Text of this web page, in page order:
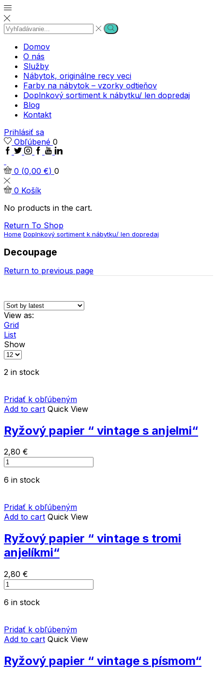
Search
Search
Domov
O nás
Služby
Nábytok, originálne recy veci
Farby na nábytok – vzorky odtieňov
Doplnkový sortiment k nábytku/ len dopredaj
Blog
Kontakt
Prihlásiť sa
Obľúbené 0
Facebook
Twitter
Instagram
Google
Youtube
Linkedin
0 (0,00 €) 0
0 Košík
No products in the cart.
Return To Shop
Home Doplnkový sortiment k nábytku/ len dopredaj
Decoupage
Return to previous page
View as:
Grid
List
Show
2 in stock
Pridať k obľúbeným
Add to cart Quick View
Ryžový papier “ vintage s anjelmi“
2,80 €
Ryžový
"
anjelmi"
quantity
6 in stock
Pridať k obľúbeným
Add to cart Quick View
Ryžový papier “ vintage s tromi
anjelíkmi“
2,80 €
Ryžový
"
tromi
anjelíkmi"
6 in stock
Pridať k obľúbeným
Add to cart Quick View
Ryžový papier “ vintage s písmom“